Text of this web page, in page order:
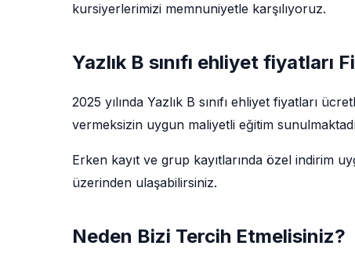
kursiyerlerimizi memnuniyetle karşılıyoruz.
Yazlık B sınıfı ehliyet fiyatları
2025 yılında Yazlık B sınıfı ehliyet fiyatları
vermeksizin uygun maliyetli eğitim
Erken kayıt ve grup kayıtlarında özel indirim
üzerinden ulaşabilirsiniz.
Neden Bizi Tercih Etmelisiniz?